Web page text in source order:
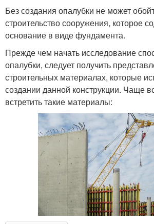
Без создания опалубки не может
строительство сооружения, которое
основание в виде фундамента.
Прежде чем начать исследование
опалубки, следует получить
строительных материалах, которые
создании данной конструкции. Чаще
встретить такие материалы: